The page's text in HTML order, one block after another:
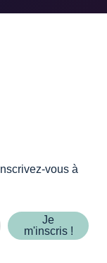
vous à
Je
m'inscris !